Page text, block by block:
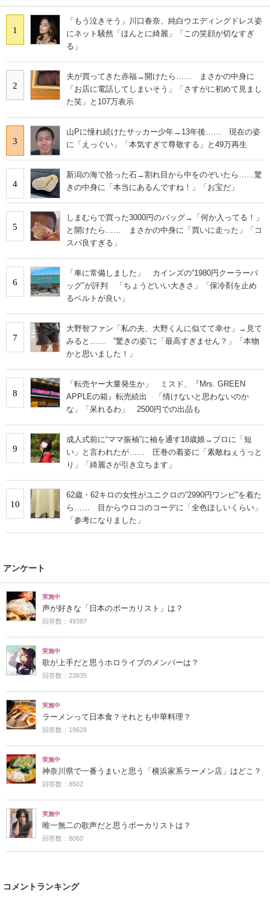
マーケ×ITの今がよく分かる
ITエンジニア向け専門サイト
企業向けIT製品の総合サイト
IT製品の技術・比較・事例
製造業のIT導入・活用を支援
モノづくり技術者専門サイト
エレクトロニクス専門サイト
電子設計の基本と応用
エネルギーの専門メディア
ちょっと気になるネットの話題
1
「もう泣きそう」川口春奈、純白ウエディングドレス姿
にネット騒然「ほんとに綺麗」「この笑顔が切なすぎ
る」
2
夫が買ってきた赤福→開けたら…… まさかの中身に
「お店に電話してしまいそう」「さすがに初めて見まし
た笑」と107万表示
3
山Pに憧れ続けたサッカー少年→13年後…… 現在の姿
に「えっぐい」「本気すぎて尊敬する」と49万再生
4
新潟の海で拾った石→割れ目から中をのぞいたら……驚
きの中身に「本当にあるんですね！」「お宝だ」
5
しまむらで買った3000円のバッグ→「何か入ってる！」
と開けたら…… まさかの中身に「買いに走った」「コ
スパ良すぎる」
6
「車に常備しました」 カインズの“1980円クーラーバ
ッグ”が評判 「ちょうどいい大きさ」「保冷剤を止め
るベルトが良い」
7
大野智ファン「私の夫、大野くんに似てて幸せ」→見て
みると…… ‟驚きの姿”に「最高すぎません？」「本物
かと思いました！」
8
「転売ヤー大量発生か」 ミスド、『Mrs. GREEN
APPLEの箱』転売続出 「情けないと思わないのか
な」「呆れるわ」 2500円での出品も
9
成人式前に“ママ振袖”に袖を通す18歳娘→プロに「短
い」と言われたが…… 圧巻の着姿に「素敵ねぇうっと
り」「綺麗さが引き立ちます」
10
62歳・62キロの女性がユニクロの“2990円ワンピ”を着た
ら…… 目からウロコのコーデに「全色ほしいくらい」
「参考になりました」
アンケート
実施中
声が好きな「日本のボーカリスト」は？
回答数：49397
実施中
歌が上手だと思うホロライブのメンバーは？
回答数：23835
実施中
ラーメンって日本食？それとも中華料理？
回答数：19628
実施中
神奈川県で一番うまいと思う「横浜家系ラーメン店」はどこ？
回答数：8502
実施中
唯一無二の歌声だと思うボーカリストは？
回答数：8060
コメントランキング